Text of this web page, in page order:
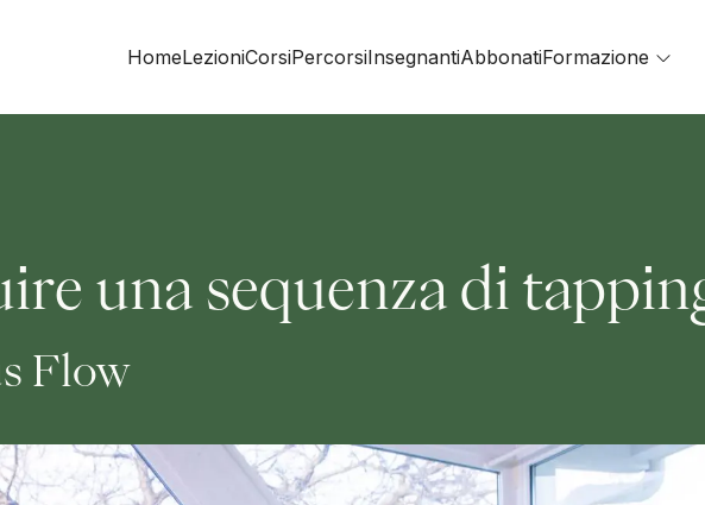
HomeLezioniCorsiPercorsiInsegnantiAbbonatiFormazione
una sequenza di
Flow